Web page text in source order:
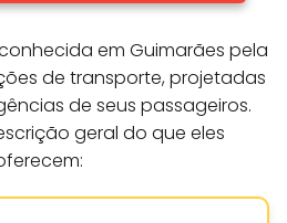
em Guimarães pela
de transporte, projetadas
de seus passageiros.
geral do que eles